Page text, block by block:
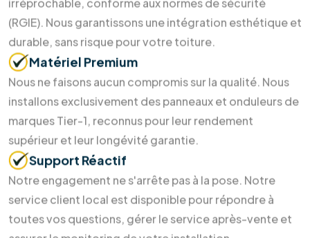
Pourquoi nous choisir ?
Des soins durables pour votremaison
et la Terre
Investir dans l'énergie durable ne devrait pas être un casse-
tête. Chez RM Solutions Group, nous simplifions votre
transition énergétique en alliant expertise technique et
accompagnement humain. Découvrez pourquoi nos clients
nous font confiance pour sécuriser leur avenir énergétique.